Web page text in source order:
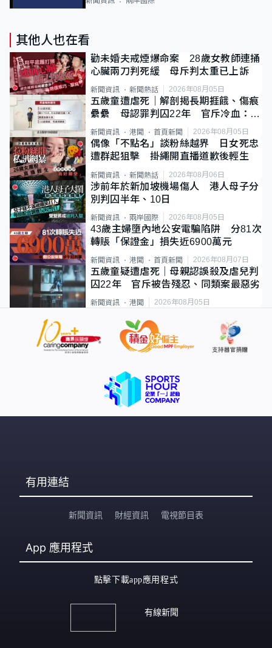
其他人也在看
勸未婚夫戒煙爆命案 28歲女教師連捅
心臟兩刀判死緩 母斥判太重已上訴
新聞資訊 新聞熱話 2026年08月05日
五歲童遭虐死｜解剖揭長期捱餓、傷痕
纍纍 母認罪判囚22年 官斥冷血：同
類案最惡劣
新聞資訊 港聞 首頁新聞 2026年08月05日
偶像「不點名」談粉絲越界 日女死忠
遭群起狙擊 掛繩開直播道歉後輕生
新聞資訊 新聞熱話 2026年08月06日
涉前年於新加坡機場傷人 港人母子分
別判囚半年、10日
新聞資訊 兩岸國際 2026年08月05日
43歲主婦墮內地公安電騙陷阱 分81次
轉賬「保證金」損失近6900萬元
新聞資訊 港聞 首頁新聞 2026年08月07日
五歲童疑遭虐死｜母親認誤殺及虐兒判
囚22年 官斥被告殘忍、同類案最惡劣
新聞資訊 港聞 2026年08月05日
有用連結
新聞資訊 財經資訊 電視節目表
App 應用程式
點擊下載app應用程式
有線新聞